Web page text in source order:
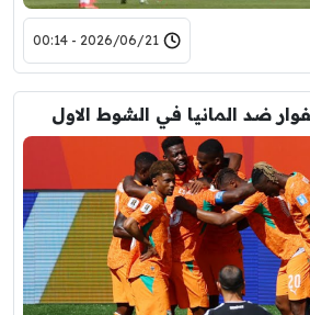
2026/06/21 - 00:14
ضد المانيا في الشوط الاول